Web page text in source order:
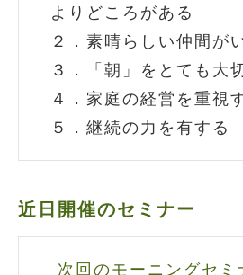
よりどころがある
２．素晴らしい仲間が
３．「朝」をとても大
４．家庭の経営を重視
５．継続の力を有する
近日開催のセミナー
次回のモーニングセミ